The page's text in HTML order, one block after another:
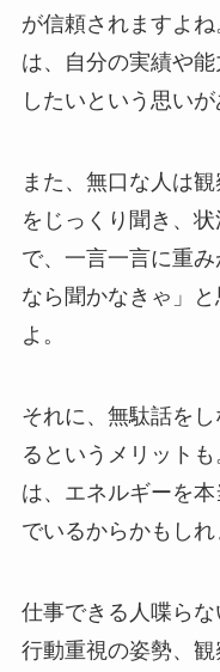
が信頼されますよ
は、自分の実績や
したいという思いが
また、無口な人は
をじっくり聞き、
で、一言一言に重
なら聞かなきゃ」
よ。
それに、無駄話を
るというメリット
は、エネルギーを
でいるからかもしれ
仕事できる人喋らな
行動重視の姿勢、